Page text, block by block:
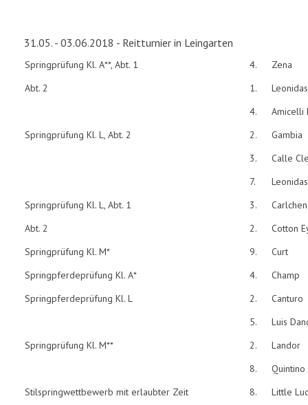
31.05. - 03.06.2018 - Reitturnier in Leingarten
Springprüfung Kl. A**, Abt. 1 4.
Zena
Abt. 2
1.
Leonidas
4.
Amicelli
Springprüfung Kl. L, Abt. 2
2.
Gambia
3.
Calle
7.
Leonidas
Springprüfung Kl. L, Abt. 1
3.
Carlchen
Abt. 2
2.
Cotton
Springprüfung Kl. M*
9.
Curt
Springpferdeprüfung Kl. A*
4.
Champ
Springpferdeprüfung Kl. L
2.
Canturo
5.
Luis
Springprüfung Kl. M**
2.
Landor
8.
Quintino
Stilspringwettbewerb mit erlaubter Zeit
8. Little